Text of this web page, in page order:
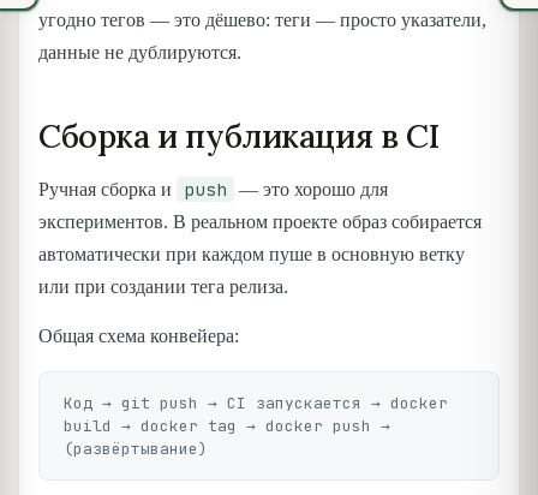
угодно тегов — это дёшево: теги — просто указатели,
данные не дублируются.
Сборка и публикация в CI
Ручная сборка и push
— это хорошо для
экспериментов. В реальном проекте образ собирается
автоматически при каждом пуше в основную ветку
или при создании тега релиза.
Общая схема конвейера:
Код → git push → CI запускается → docker
build → docker tag → docker push →